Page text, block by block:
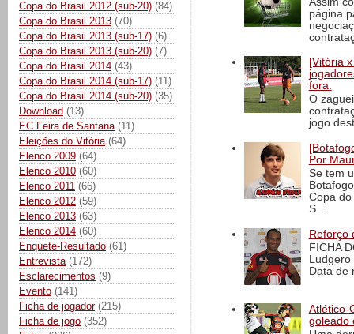
Copa do Brasil 2012 (sub-20) (84)
Copa do Brasil 2013 (70)
Copa do Brasil 2013 (sub-17) (6)
Copa do Brasil 2013 (sub-20) (7)
Copa do Brasil 2014 (43)
Copa do Brasil 2014 (sub-17) (11)
Copa do Brasil 2014 (sub-20) (35)
Download (13)
EC Feira de Santana (11)
Eleições do Vitória (64)
Elenco 2009 (64)
Elenco 2010 (60)
Elenco 2011 (66)
Elenco 2012 (59)
Elenco 2013 (63)
Elenco 2014 (60)
Enquete-Resultado (61)
Entrevista (172)
Esclarecimentos (9)
Evento (141)
Ficha de jogador (215)
Ficha de jogo (352)
página
[Vitória
fora.
O
jogo
Por
Se tem
Copa
S...
Reforço
FICHA
Data de
Atlético-
goleado